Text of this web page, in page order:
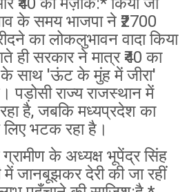
के समय भाजपा ने ₹2700
का लोकलुभावन वादा किया
ही सरकार ने मात्र ₹40 का
के साथ 'ऊंट के मुंह में जीरा'
पड़ोसी राज्य राजस्थान में
रहा है, जबकि मध्यप्रदेश का
भटक रहा है।
के अध्यक्ष भूपेंद्र सिंह
में जानबूझकर देरी की जा रहीं